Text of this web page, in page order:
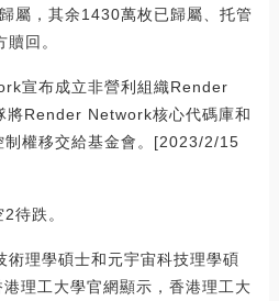
屬，其余1430萬枚已歸屬、托管
回。
宣布成立非營利組織Render
將Render Network核心代碼庫和
權移交給基金會。[2023/2/15
待跌。
術理學碩士和元宇宙科技理學碩
理工大學官網顯示，香港理工大